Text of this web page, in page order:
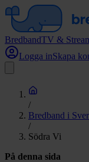
BredbandTV &
Logga inSkapa
/
Bredband i
/
Södra Vi
På denna sida